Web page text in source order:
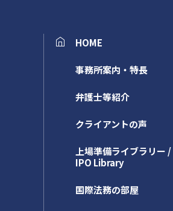
HOME
事務所案内・特長
弁護士等紹介
クライアントの声
上場準備ライブラリー /
IPO Library
国際法務の部屋